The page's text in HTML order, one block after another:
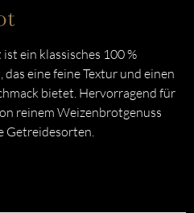
ist ein klassisches 100 %
eine feine Textur und einen
bietet. Hervorragend für
reinem Weizenbrotgenuss
Getreidesorten.